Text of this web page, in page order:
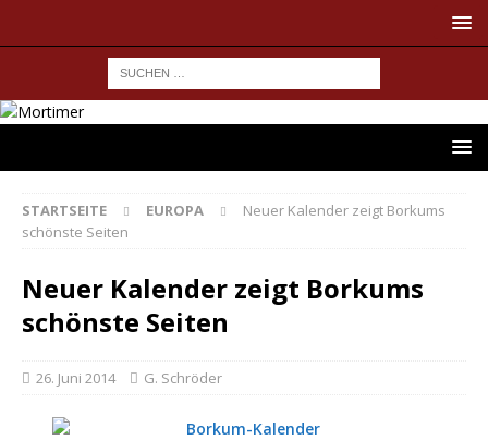
STARTSEITE EUROPA
Neuer Kalender zeigt Borkums
schönste Seiten
Neuer Kalender zeigt Borkums
schönste Seiten
26. Juni 2014 G. Schröder